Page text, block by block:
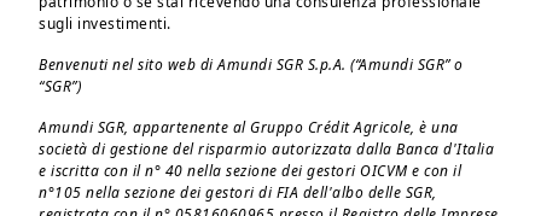
impresa(comprese le persone fiscalmente a
fondo pensione Core Pension tramite
un’adesione individuale.
I privati e i lavoratori autonomi interessati ad
aderire individualmente devono:
sugli investimenti.
Benvenuti nel sito web di Amundi SGR S.p.A. (“Amundi SGR” o
“SGR”)
Amundi SGR, appartenente al Gruppo Crédit Agricole, è una
società di gestione del risparmio autorizzata dalla Banca d'Italia
e iscritta con il n° 40 nella sezione dei gestori OICVM e con il
n°105 nella sezione dei gestori di FIA dell'albo delle SGR,